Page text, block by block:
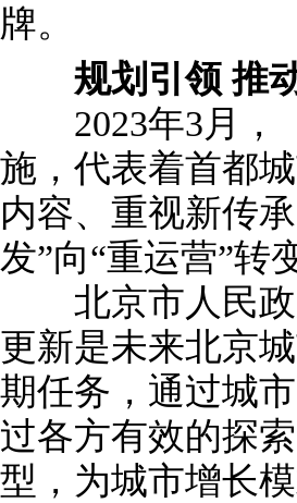
牌。
规划引领 推
2023年3月，
施，代表着首都
内容、重视新传
发”向“重运营”转
北京市人民政
更新是未来北京
期任务，通过城
过各方有效的探
型，为城市增长